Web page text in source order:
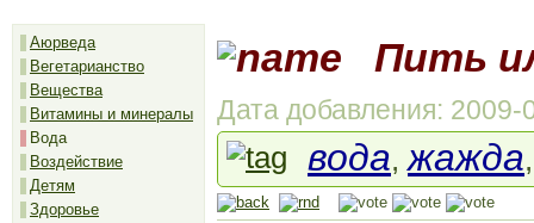
Аюрведа
Вегетарианство
Вещества
Витамины и минералы
Вода
Воздействие
Детям
Здоровье
Пить
Дата добавления: 2009-
вода, жажда